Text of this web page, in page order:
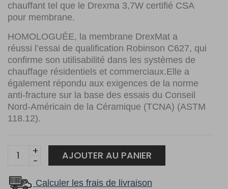
chauffant tel que le Drexma 3,7W certifié CSA
pour membrane.
HOMOLOGUÉE, la membrane DrexMat a
réussi l’essai de qualification Robinson C627, qui
confirme son utilisabilité dans les systèmes de
chauffage résidentiels et commerciaux.Elle a
également répondu aux exigences de la norme
anti-fracture sur la base des essais du Conseil
Nord-Américain de la Céramique (TCNA) (ASTM
118.12).
Membrane
DrexMat-
Heat
AJOUTER AU PANIER
Calculer les frais de livraison